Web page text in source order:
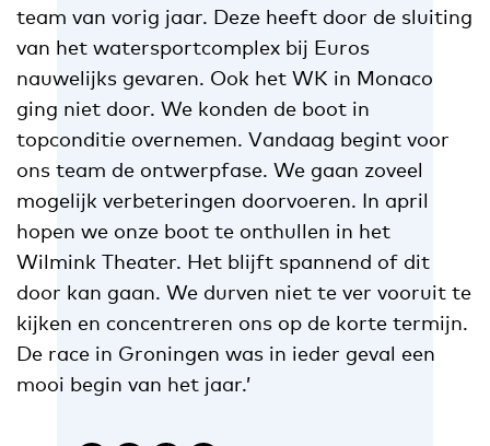
team van vorig jaar. Deze heeft door de sluiting
van het watersportcomplex bij Euros
nauwelijks gevaren. Ook het WK in Monaco
ging niet door. We konden de boot in
topconditie overnemen. Vandaag begint voor
ons team de ontwerpfase. We gaan zoveel
mogelijk verbeteringen doorvoeren. In april
hopen we onze boot te onthullen in het
Wilmink Theater. Het blijft spannend of dit
door kan gaan. We durven niet te ver vooruit te
kijken en concentreren ons op de korte termijn.
De race in Groningen was in ieder geval een
mooi begin van het jaar.’